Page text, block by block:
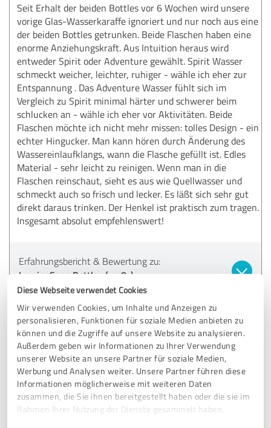
Diese Webseite verwendet Cookies
Wir verwenden Cookies, um Inhalte und Anzeigen zu
personalisieren, Funktionen für soziale Medien anbieten zu
können und die Zugriffe auf unsere Website zu analysieren.
Außerdem geben wir Informationen zu Ihrer Verwendung
unserer Website an unsere Partner für soziale Medien,
Werbung und Analysen weiter. Unsere Partner führen diese
Informationen möglicherweise mit weiteren Daten
zusammen, die Sie ihnen bereitgestellt haben oder die sie im
Rahmen Ihrer Nutzung der Dienste gesammelt haben.
Seit Erhalt der beiden Bottles vor 6 Wochen wird unsere
vorige Glas-Wasserkaraffe ignoriert und nur noch aus eine
der beiden Bottles getrunken. Beide Flaschen haben eine
enorme Anziehungskraft. Aus Intuition heraus wird
entweder Spirit oder Adventure gewählt. Spirit Wasser
schmeckt weicher, leichter, ruhiger - wähle ich eher zur
Entspannung . Das Adventure Wasser fühlt sich im
Vergleich zu Spirit minimal härter und schwerer beim
schlucken an - wähle ich eher vor Aktivitäten. Beide
Flaschen möchte ich nicht mehr missen: tolles Design - ein
echter Hingucker. Man kann hören durch Änderung des
Wassereinlaufklangs, wann die Flasche gefüllt ist. Edles
Material - sehr leicht zu reinigen. Wenn man in die
Flaschen reinschaut, sieht es aus wie Quellwasser und
schmeckt auch so frisch und lecker. Es läßt sich sehr gut
direkt daraus trinken. Der Henkel ist praktisch zum tragen.
Insgesamt absolut empfehlenswert!
Erfahrungsbericht & Bewertung zu:
LuminoSana Bottles (ym8z)
17.05.2025 Anonym
Kommentar von LuminoSana:
Herzlichen Dank für dein wundervolles Feedback! Wir
freuen uns riesig, dass du Spirit und Adventure so klar
unterscheiden und intuitiv nutzen kannst – und dass
dich Design, Material und Geschmack so begeistern.
Schön, dass die Bottles für dich nicht mehr